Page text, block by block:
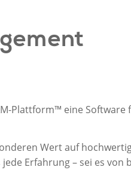
Plattform™ eine Software
Wert auf hoch
Erfahrung– sei es von